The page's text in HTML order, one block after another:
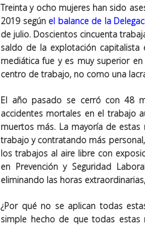
Treinta y ocho mujeres han sido
2019 según el balance de la
de julio. Doscientos cincuenta
saldo de la explotación capitalista
mediática fue y es muy superior
centro de trabajo, no como una
El año pasado se cerró con 48
accidentes mortales en el trabajo
muertos más. La mayoría de
trabajo y contratando más
los trabajos al aire libre con
en Prevención y Seguridad
eliminando las horas
¿Por qué no se aplican todas
simple hecho de que todas estas